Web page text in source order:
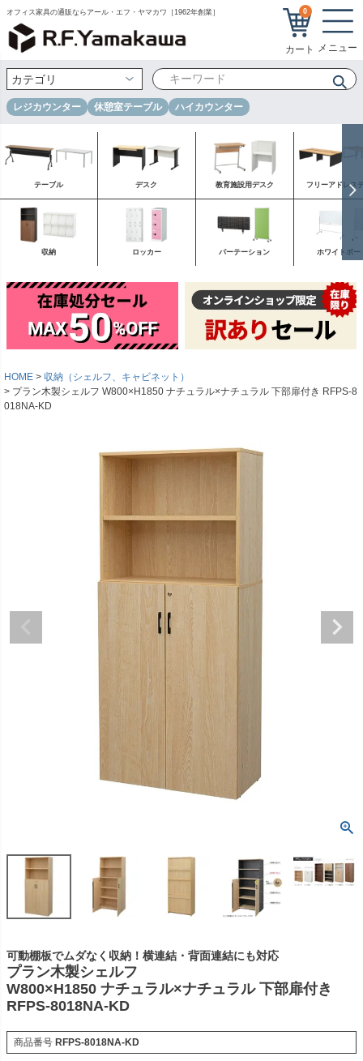
オフィス家具の通販ならアール・エフ・ヤマカワ［1962年創業］ 0
レジカウンター 休憩室テーブル ハイカウンター
テーブル デスク 教育施設用デスク フリーアドレス
収納 ロッカー パーテーション ホワイトボー
HOME
収納（シェルフ、キャビネット）
プラン木製シェルフ W800×H1850 ナチュラル×ナチュラル 下部扉付き RFPS-8
018NA-KD
可動棚板でムダなく収納！横連結・背面連結にも対応
プラン木製シェルフ
W800×H1850 ナチュラル×ナチュラル 下部扉付き
RFPS-8018NA-KD
商品番号 RFPS-8018NA-KD